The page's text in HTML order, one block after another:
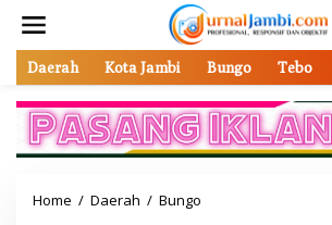
Daerah Kota Jambi Bungo Tebo
Home / Daerah / Bungo